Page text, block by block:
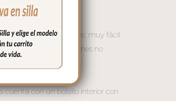
blanco impermeable; muy fácil
siempre agua fría jabones no
cuenta con un bolsillo interior con